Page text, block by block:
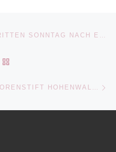
GOTTESDIENST IM SENIORENSTIFT HOHENWALD – ENTFÄLLT!